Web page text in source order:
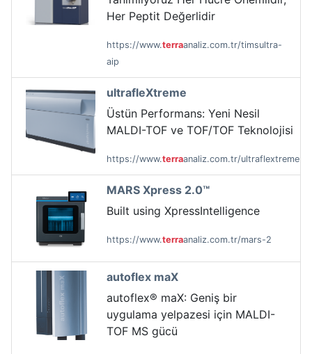
Her Peptit Değerlidir
https://www.terraanaliz.com.tr/timsultra-
aip
ultrafleXtreme
Üstün Performans: Yeni Nesil
MALDI-TOF ve TOF/TOF Teknolojisi
https://www.terraanaliz.com.tr/ultraflextreme
MARS Xpress 2.0™
Built using XpressIntelligence
https://www.terraanaliz.com.tr/mars-2
autoflex maX
autoflex® maX: Geniş bir
uygulama yelpazesi için MALDI-
TOF MS gücü